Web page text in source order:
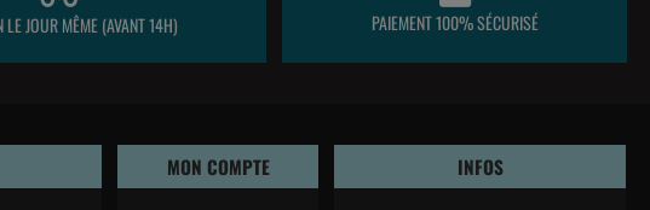
LE JOUR MÊME (AVANT 14H) PAIEMENT 100% SÉCURISÉ
MON COMPTE INFOS